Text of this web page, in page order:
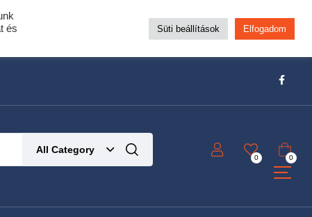
Részletek ide kattintva!
All Category
0 0
és
Süti beállítások Elfogadom